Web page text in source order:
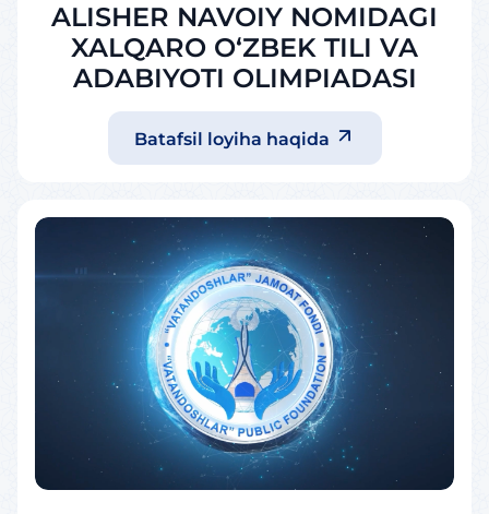
ALISHER NAVOIY NOMIDAGI
XALQARO O‘ZBEK TILI VA
ADABIYOTI OLIMPIADASI
Batafsil loyiha haqida